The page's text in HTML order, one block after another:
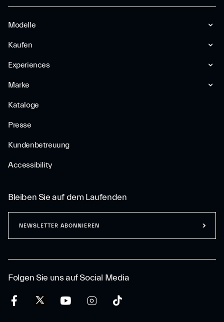
Modelle
Kaufen
Experiences
Marke
Kataloge
Presse
Kundenbetreuung
Accessibility
Folgen Sie uns auf Social Media
Bleiben Sie auf dem Laufenden
NEWSLETTER ABONNIEREN